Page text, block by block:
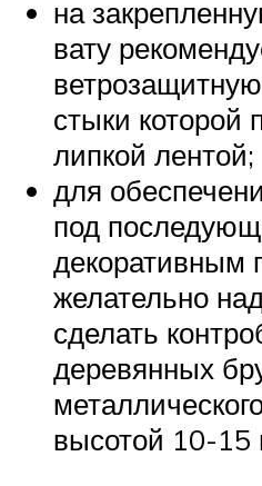
на
вату
стыки которой
липкой лентой;
для
под
декоративным
желательно
сделать
деревянных
высотой 10-15